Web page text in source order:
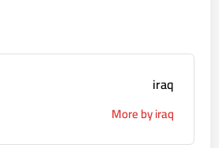
iraq
More by iraq